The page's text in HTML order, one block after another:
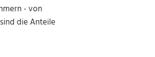
- von
die Anteile